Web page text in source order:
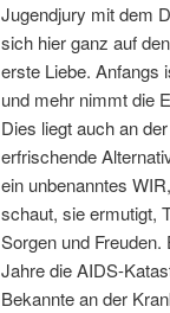
Jugendjury mit dem
sich hier ganz auf
erste Liebe. Anfangs
und mehr nimmt die
Dies liegt auch an
erfrischende
ein unbenanntes
schaut, sie ermutigt,
Sorgen und
Jahre die AIDS-
Bekannte an der